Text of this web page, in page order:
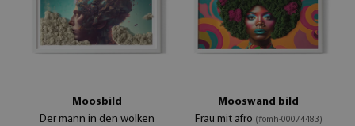
Moosbild
Der mann in den wolken
Mooswand bild
Frau mit afro (#omh-00074483)